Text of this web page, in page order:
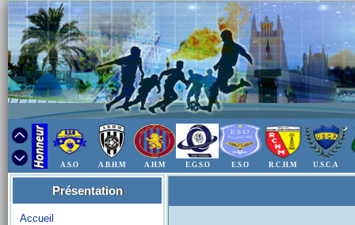
A.S.O A.B.H.M A.H.M E.G.S.O E.S.O R.C.H.M U.S.C.A
Présentation
Accueil